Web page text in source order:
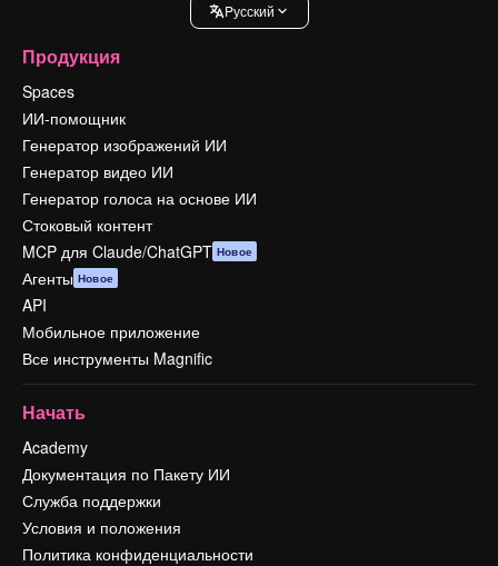
Pусский
Продукция
Spaces
ИИ-помощник
Генератор изображений ИИ
Генератор видео ИИ
Генератор голоса на основе ИИ
Стоковый контент
MCP для Claude/ChatGPT Новое
Агенты Новое
API
Мобильное приложение
Все инструменты Magnific
Начать
Academy
Документация по Пакету ИИ
Служба поддержки
Условия и положения
Политика конфиденциальности